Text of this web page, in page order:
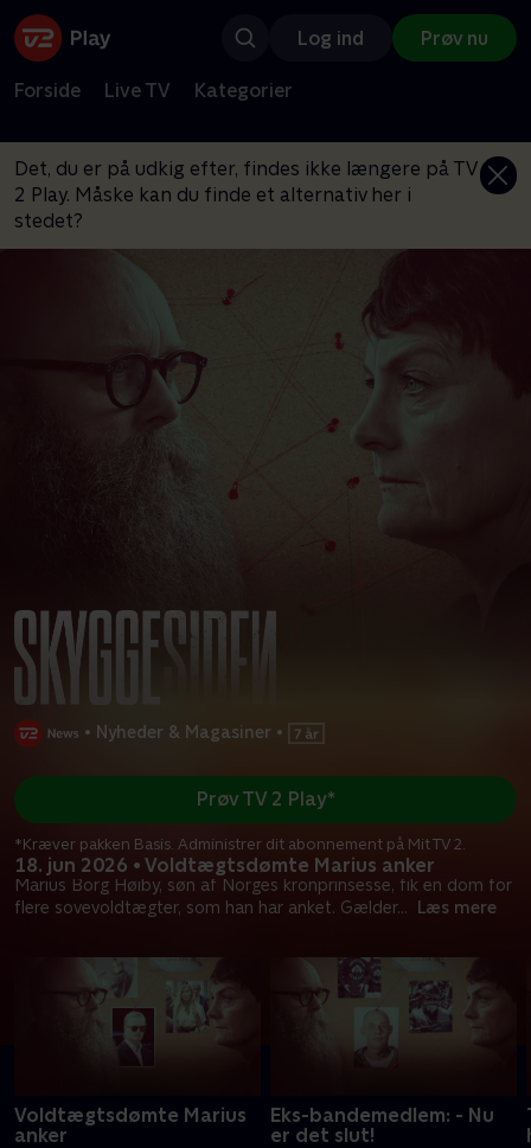
Log ind Prøv nu
Forside Live TV Kategorier
Det, du er på udkig efter, findes ikke længere på TV
2 Play. Måske kan du finde et alternativ her i
stedet?
• Nyheder & Magasiner •
18. jun 2026 • Voldtægtsdømte Marius anker
Marius Borg Høiby, søn af Norges kronprinsesse, fik en dom for
flere sovevoldtægter, som han har anket. Gælder... Læs mere
Prøv TV 2 Play*
*Kræver pakken Basis. Administrer dit abonnement på Mit TV 2.
Voldtægtsdømte Marius
anker
Eks-bandemedlem: - Nu
er det slut!